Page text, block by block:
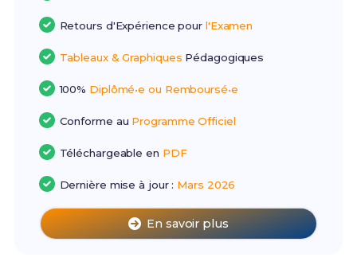
Retours d'Expérience pour l'Examen
Tableaux & Graphiques Pédagogiques
100% Diplômé•e ou Remboursé•e
Conforme au Programme Officiel
Téléchargeable en PDF
Dernière mise à jour : Mars 2026
En savoir plus